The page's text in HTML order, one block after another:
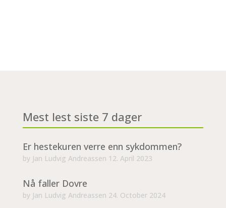
Mest lest siste 7 dager
Er hestekuren verre enn sykdommen?
by Jan Ludvig Andreassen 12. April 2023
Nå faller Dovre
by Jan Ludvig Andreassen 24. October 2024